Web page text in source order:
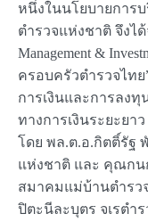
หนึ่งในนโยบายการ
ตำรวจแห่งชาติ จึงไ
Management &
ครอบครัวตำรวจไท
การเงินและการลง
ทางการเงินระยะย
โดย พล.ต.อ.กิตติ์รัฐ
แห่งชาติ และ คุณกน
สมาคมแม่บ้านตำรว
ปิตะนีละบุตร จเรตำ